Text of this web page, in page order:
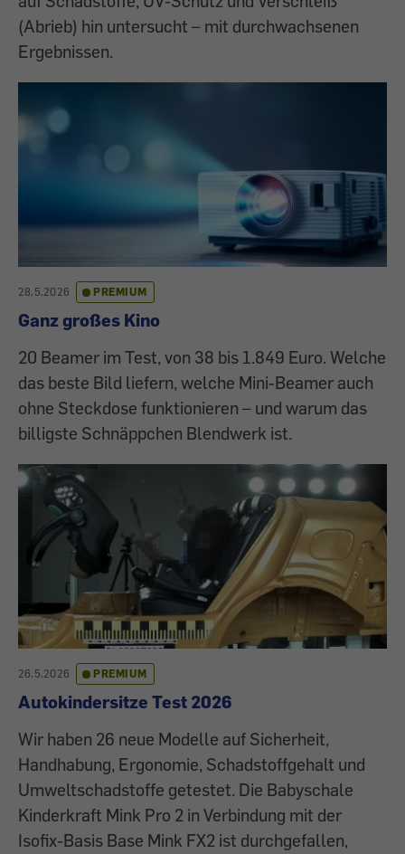
(Abrieb) hin untersucht – mit durchwachsenen
Ergebnissen.
28.5.2026 PREMIUM
Ganz großes Kino
20 Beamer im Test, von 38 bis 1.849 Euro. Welche
das beste Bild liefern, welche Mini-Beamer auch
ohne Steckdose funktionieren – und warum das
billigste Schnäppchen Blendwerk ist.
26.5.2026 PREMIUM
Autokindersitze Test 2026
Wir haben 26 neue Modelle auf Sicherheit,
Handhabung, Ergonomie, Schadstoffgehalt und
Umweltschadstoffe getestet. Die Babyschale
Kinderkraft Mink Pro 2 in Verbindung mit der
Isofix-Basis Base Mink FX2 ist durchgefallen,